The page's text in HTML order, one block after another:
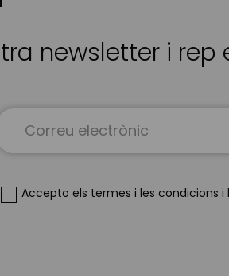
newsletter i
Up
Accepto els termes i les condicions i